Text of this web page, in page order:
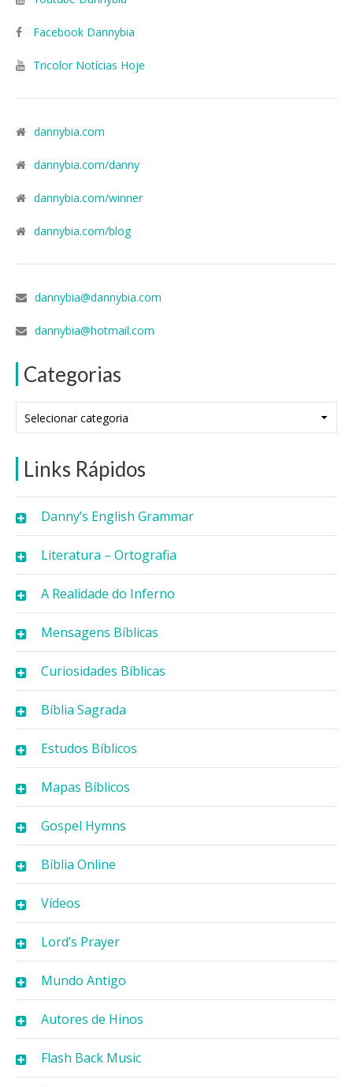
Facebook Dannybia
Tricolor Notícias Hoje
dannybia.com
dannybia.com/danny
dannybia.com/winner
dannybia.com/blog
dannybia@dannybia.com
dannybia@hotmail.com
Categorias
Links Rápidos
Danny’s English Grammar
Literatura – Ortografia
A Realidade do Inferno
Mensagens Bíblicas
Curiosidades Bíblicas
Bíblia Sagrada
Estudos Bíblicos
Mapas Bíblicos
Gospel Hymns
Bíblia Online
Vídeos
Lord’s Prayer
Mundo Antigo
Autores de Hinos
Flash Back Music